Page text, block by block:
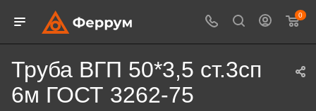
0
Труба ВГП 50*3,5 ст.3сп
6м ГОСТ 3262-75